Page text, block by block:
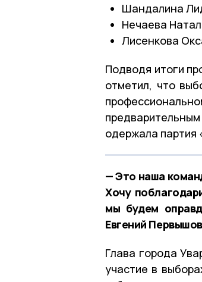
Шандалина
Нечаева
Лисенкова
Подводя итоги
отметил, что
одержала партия
— Это наша
Хочу
мы будем
Евгений
Глава города
участие в